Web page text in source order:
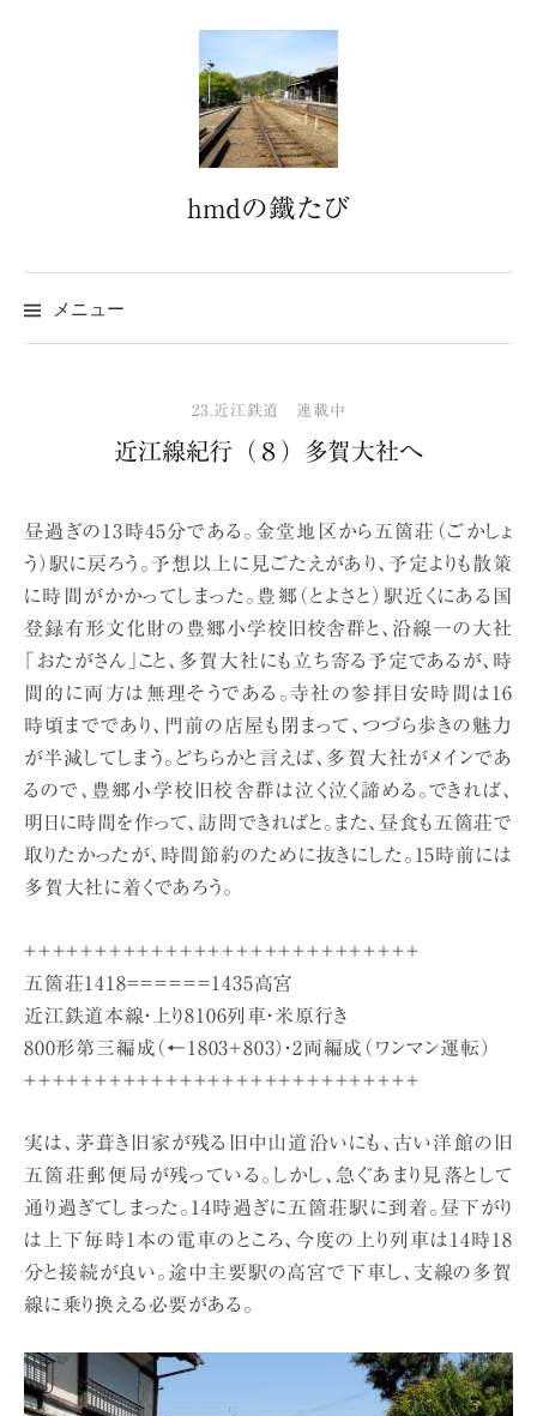
ッ
プ
hmdの鐵たび
メニュー
23.近江鉄道 連載中
近江線紀行（８）多賀大社へ
昼過ぎの13時45分である。金堂地区から五箇荘（ごかしょ
う）駅に戻ろう。予想以上に見ごたえがあり、予定よりも散策
に時間がかかってしまった。豊郷（とよさと）駅近くにある国
登録有形文化財の豊郷小学校旧校舎群と、沿線一の大社
「おたがさん」こと、多賀大社にも立ち寄る予定であるが、時
間的に両方は無理そうである。寺社の参拝目安時間は16
時頃までであり、門前の店屋も閉まって、つづら歩きの魅力
が半減してしまう。どちらかと言えば、多賀大社がメインであ
るので、豊郷小学校旧校舎群は泣く泣く諦める。できれば、
明日に時間を作って、訪問できればと。また、昼食も五箇荘で
取りたかったが、時間節約のために抜きにした。15時前には
多賀大社に着くであろう。
＋＋＋＋＋＋＋＋＋＋＋＋＋＋＋＋＋＋＋＋＋＋＋＋＋＋＋＋
五箇荘1418＝＝＝＝＝＝1435高宮
近江鉄道本線・上り8106列車・米原行き
800形第三編成（←1803＋803）・2両編成（ワンマン運転）
＋＋＋＋＋＋＋＋＋＋＋＋＋＋＋＋＋＋＋＋＋＋＋＋＋＋＋＋
実は、茅葺き旧家が残る旧中山道沿いにも、古い洋館の旧
五箇荘郵便局が残っている。しかし、急ぐあまり見落として
通り過ぎてしまった。14時過ぎに五箇荘駅に到着。昼下がり
は上下毎時1本の電車のところ、今度の上り列車は14時18
分と接続が良い。途中主要駅の高宮で下車し、支線の多賀
線に乗り換える必要がある。